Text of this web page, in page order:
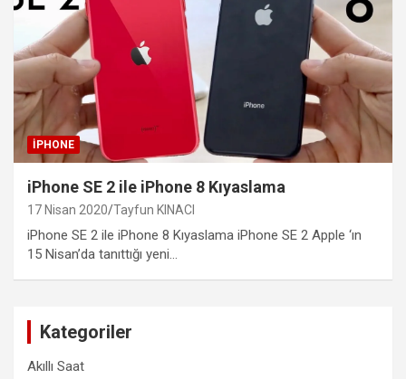
IPHONE
iPhone SE 2 ile iPhone 8 Kıyaslama
17 Nisan 2020 Tayfun KINACI
iPhone SE 2 ile iPhone 8 Kıyaslama iPhone SE 2 Apple ‘ın
15 Nisan’da tanıttığı yeni…
Kategoriler
Akıllı Saat